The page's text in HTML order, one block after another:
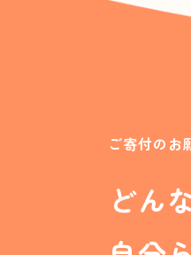
ご寄付のお
どん